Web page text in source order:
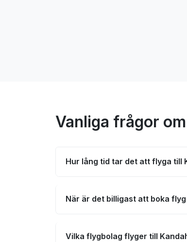
Vanliga frågor
Hur lång tid tar det att flyga till
När är det billigast att boka
Vilka flygbolag flyger till